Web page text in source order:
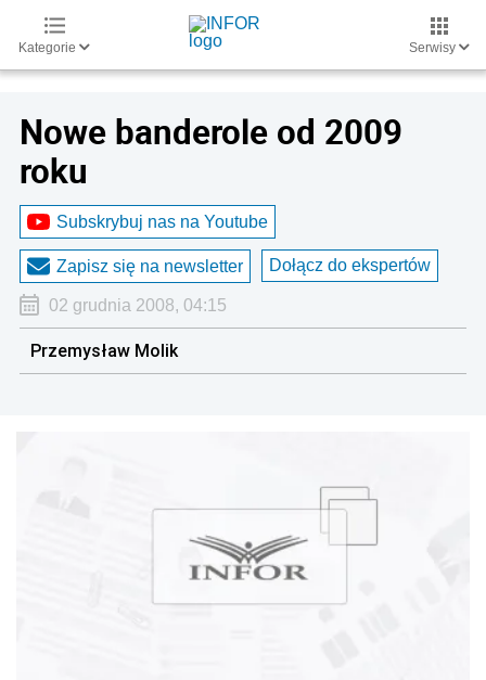
Kategorie Serwisy
Nowe banderole od 2009
roku
Subskrybuj nas na Youtube
Zapisz się na newsletter Dołącz do ekspertów
02 grudnia 2008, 04:15
Przemysław Molik